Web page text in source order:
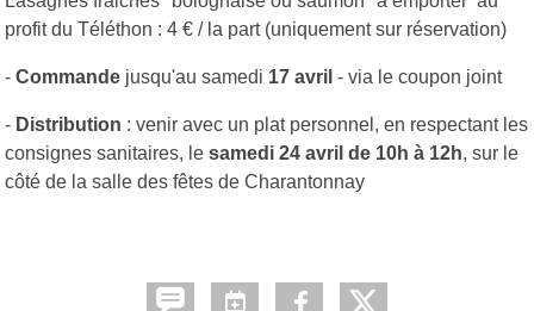
profit du Téléthon : 4 € / la part (uniquement sur réservation)
- Commande jusqu'au samedi 17 avril - via le coupon joint
- Distribution : venir avec un plat personnel, en respectant les
consignes sanitaires, le samedi 24 avril de 10h à 12h, sur le
côté de la salle des fêtes de Charantonnay